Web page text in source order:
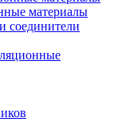
материалы
соединители